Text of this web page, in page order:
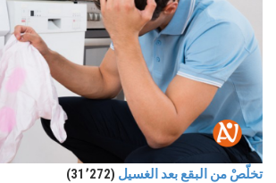
تخلّصْ من البقع بعد الغسيل (31٬272)